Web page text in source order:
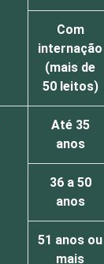
Com
internação
(mais de
50 leitos)
Até 35
anos
36 a 50
anos
51 anos ou
mais